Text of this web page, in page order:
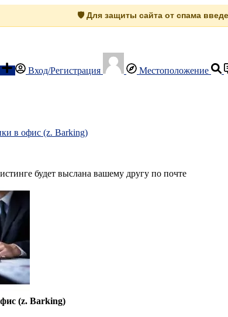
🛡️ Для защиты сайта от спама
Вход/Регистрация Местоположение
в офис (z. Barking)
будет выслана вашему другу по почте
(z. Barking)